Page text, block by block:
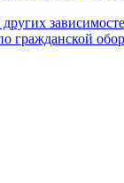
гражданской